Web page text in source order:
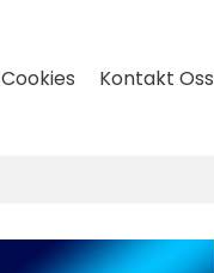
Cookies Kontakt Oss